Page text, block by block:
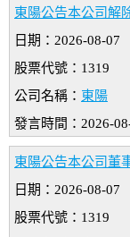
東陽公告本公司解
日期：2026-08-07
股票代號：1319
公司名稱： 東陽
發言時間：2026-
東陽公告本公司董
日期：2026-08-07
股票代號：1319